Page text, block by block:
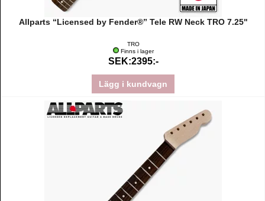
Allparts “Licensed by Fender®” Tele RW Neck TRO 7.25"
TRO
Finns i lager
SEK:2395:-
Lägg i kundvagn